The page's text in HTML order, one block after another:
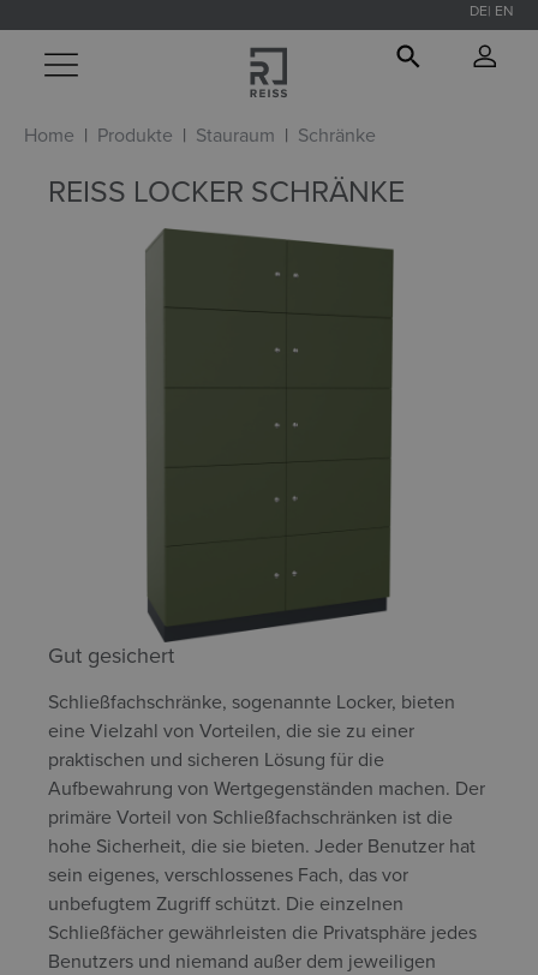
springen
DE EN
Home Produkte Stauraum Schränke
REISS LOCKER SCHRÄNKE
Gut gesichert
Schließfachschränke, sogenannte Locker, bieten
eine Vielzahl von Vorteilen, die sie zu einer
praktischen und sicheren Lösung für die
Aufbewahrung von Wertgegenständen machen. Der
primäre Vorteil von Schließfachschränken ist die
hohe Sicherheit, die sie bieten. Jeder Benutzer hat
sein eigenes, verschlossenes Fach, das vor
unbefugtem Zugriff schützt. Die einzelnen
Schließfächer gewährleisten die Privatsphäre jedes
Benutzers und niemand außer dem jeweiligen